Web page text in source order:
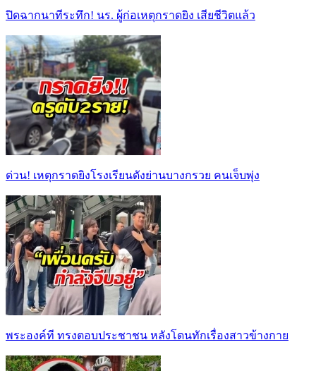
ปิดฉากนาทีระทึก! นร. ผู้ก่อเหตุกราดยิง เสียชีวิตแล้ว
ด่วน! เหตุกราดยิงโรงเรียนดังย่านบางกรวย คนเจ็บพุ่ง
พระองค์ที ทรงตอบประชาชน หลังโดนทักเรื่องสาวข้างกาย